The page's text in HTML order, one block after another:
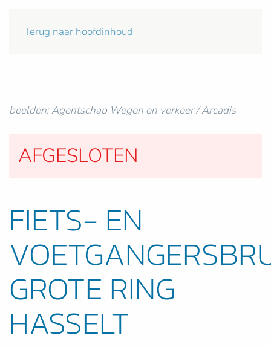
Terug naar hoofdinhoud
beelden: Agentschap Wegen en verkeer / Arcadis
AFGESLOTEN
FIETS- EN
GROTE RING
HASSELT